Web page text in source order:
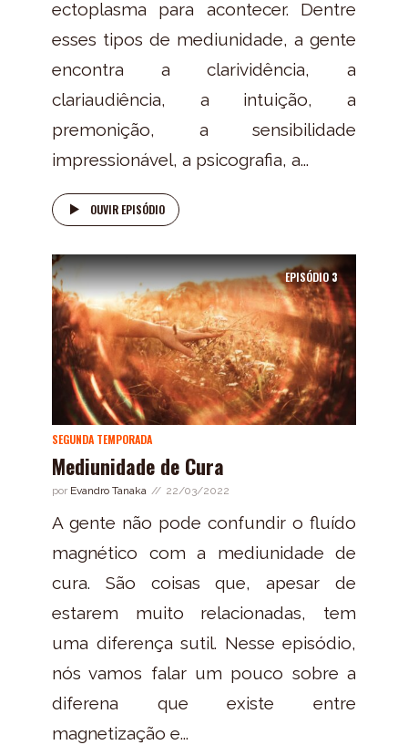
ectoplasma para acontecer. Dentre
esses tipos de mediunidade, a gente
encontra a clarividência, a
clariaudiência, a intuição, a
premonição, a sensibilidade
impressionável, a psicografia, a...
OUVIR EPISÓDIO
EPISÓDIO 3
SEGUNDA TEMPORADA
Mediunidade de Cura
por Evandro Tanaka 22/03/2022
A gente não pode confundir o fluído
magnético com a mediunidade de
cura. São coisas que, apesar de
estarem muito relacionadas, tem
uma diferença sutil. Nesse episódio,
nós vamos falar um pouco sobre a
diferena que existe entre
magnetização e...